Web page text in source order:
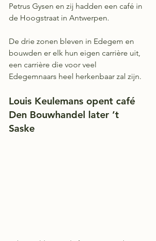
Petrus Gysen en zij hadden een café in
de Hoogstraat in Antwerpen.
De drie zonen bleven in Edegem en
bouwden er elk hun eigen carrière uit,
een carrière die voor veel
Edegemnaars heel herkenbaar zal zijn.
Louis Keulemans opent café
Den Bouwhandel later ’t
Saske